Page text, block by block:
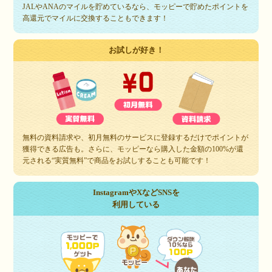
JALやANAのマイルを貯めているなら、モッピーで貯めたポイントを
高還元でマイルに交換することもできます！
お試しが好き！
無料の資料請求や、初月無料のサービスに登録するだけでポイントが
獲得できる広告も。さらに、モッピーなら購入した金額の100%が還
元される“実質無料”で商品をお試しすることも可能です！
InstagramやXなどSNSを
利用している